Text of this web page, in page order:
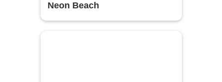
Neon Beach